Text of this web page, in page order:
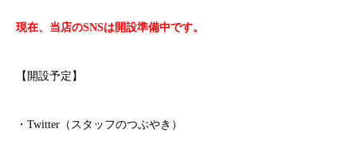
現在、当店のSNSは開設準備中です。
【開設予定】
・Twitter（スタッフのつぶやき）